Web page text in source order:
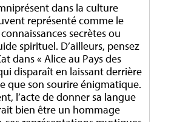
dans la culture
représenté comme le
secrètes ou
spirituel. D’ailleurs, pensez
dans « Alice au Pays des
disparaît en laissant derrière
que son sourire énigmatique.
l’acte de donner sa langue
bien être un hommage